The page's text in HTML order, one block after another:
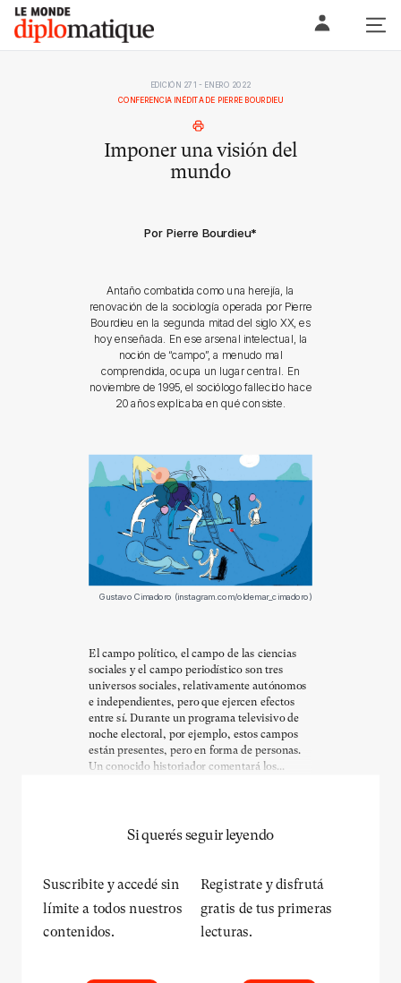
Skip
content
Le monde diplomatique
EDICIÓN 271 - ENERO 2022
CONFERENCIA INÉDITA DE PIERRE BOURDIEU
Imponer una visión del
mundo
Por Pierre Bourdieu*
Antaño combatida como una herejía, la
renovación de la sociología operada por Pierre
Bourdieu en la segunda mitad del siglo XX, es
hoy enseñada. En ese arsenal intelectual, la
noción de “campo”, a menudo mal
comprendida, ocupa un lugar central. En
noviembre de 1995, el sociólogo fallecido hace
20 años explicaba en qué consiste.
Gustavo Cimadoro (instagram.com/oldemar_cimadoro)
El campo político, el campo de las ciencias
sociales y el campo periodístico son tres
universos sociales, relativamente autónomos
e independientes, pero que ejercen efectos
entre sí. Durante un programa televisivo de
noche electoral, por ejemplo, estos campos
están presentes, pero en forma de personas.
Un conocido historiador comentará los...
Si querés seguir leyendo
Suscribite y accedé sin
límite a todos nuestros
contenidos.
Registrate y disfrutá
gratis de tus primeras
lecturas.